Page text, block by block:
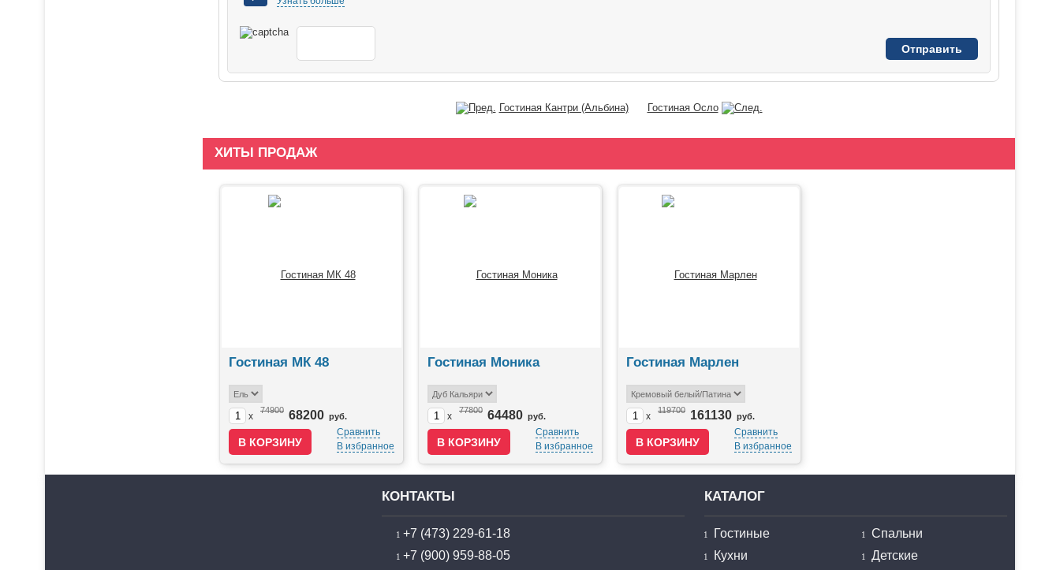
Гостиная Кантри (Альбина) Гостиная Осло
ХИТЫ ПРОДАЖ
Гостиная МК 48
x
74900 68200 руб.
Сравнить
В избранное
Гостиная Моника
x
77800 64480 руб.
Сравнить
В избранное
Гостиная Марлен
x
119700 161130 руб.
Сравнить
В избранное
КОНТАКТЫ
+7 (473) 229-61-18
+7 (900) 959-88-05
КАТАЛОГ
Гостиные
Спальни
Кухни
Детские